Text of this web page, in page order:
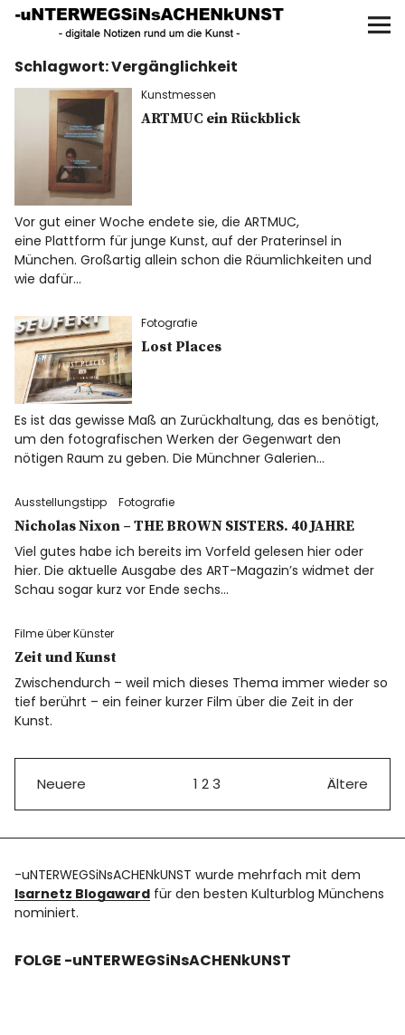
UNTERWEGS IN SACHEN
KUNST
Start
AKTUELLE AUSSTELLUNGEN
KUNSTSPAZIERGÄNGE
ÜBER
UNSER BUCH
f I P
Schlagwort:Vergänglichkeit
Kunstmessen
ARTMUC ein Rückblick
Vor gut einer Woche endete sie, die ARTMUC,
eine Plattform für junge Kunst, auf der Praterinsel in
München. Großartig allein schon die Räumlichkeiten und
wie dafür…
Fotografie
Lost Places
Es ist das gewisse Maß an Zurückhaltung, das es benötigt,
um den fotografischen Werken der Gegenwart den
nötigen Raum zu geben. Die Münchner Galerien…
Ausstellungstipp Fotografie
Nicholas Nixon – THE BROWN SISTERS. 40 JAHRE
Viel gutes habe ich bereits im Vorfeld gelesen hier oder
hier. Die aktuelle Ausgabe des ART-Magazin’s widmet der
Schau sogar kurz vor Ende sechs…
Filme über Künster
Zeit und Kunst
Zwischendurch – weil mich dieses Thema immer wieder so
tief berührt – ein feiner kurzer Film über die Zeit in der
Kunst.
Neuere 1 2 3 Ältere
-uNTERWEGSiNsACHENkUNST wurde mehrfach mit dem
Isarnetz Blogaward für den besten Kulturblog Münchens
nominiert.
FOLGE -uNTERWEGSiNsACHENkUNST